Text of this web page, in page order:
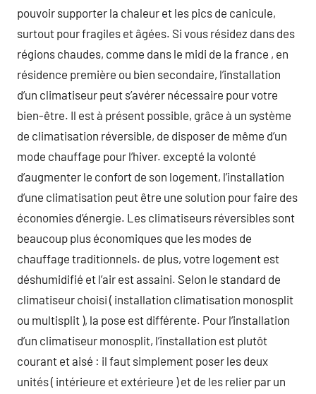
pouvoir supporter la chaleur et les pics de canicule,
surtout pour fragiles et âgées. Si vous résidez dans des
régions chaudes, comme dans le midi de la france , en
résidence première ou bien secondaire, l’installation
d’un climatiseur peut s’avérer nécessaire pour votre
bien-être. Il est à présent possible, grâce à un système
de climatisation réversible, de disposer de même d’un
mode chauffage pour l’hiver. excepté la volonté
d’augmenter le confort de son logement, l’installation
d’une climatisation peut être une solution pour faire des
économies d’énergie. Les climatiseurs réversibles sont
beaucoup plus économiques que les modes de
chauffage traditionnels. de plus, votre logement est
déshumidifié et l’air est assaini. Selon le standard de
climatiseur choisi ( installation climatisation monosplit
ou multisplit ), la pose est différente. Pour l’installation
d’un climatiseur monosplit, l’installation est plutôt
courant et aisé : il faut simplement poser les deux
unités ( intérieure et extérieure ) et de les relier par un